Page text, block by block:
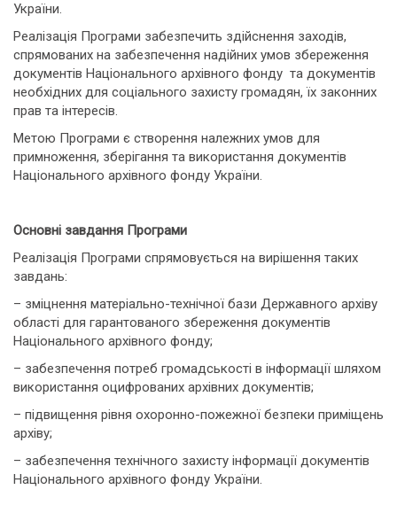
України.
Реалізація Програми забезпечить здійснення заходів,
спрямованих на забезпечення надійних умов збереження
документів Національного архівного фонду та документів
необхідних для соціального захисту громадян, їх законних
прав та інтересів.
Метою Програми є створення належних умов для
примноження, зберігання та використання документів
Національного архівного фонду України.
Основні завдання Програми
Реалізація Програми спрямовується на вирішення таких
завдань:
– зміцнення матеріально-технічної бази Державного архіву
області для гарантованого збереження документів
Національного архівного фонду;
– забезпечення потреб громадськості в інформації шляхом
використання оцифрованих архівних документів;
– підвищення рівня охоронно-пожежної безпеки приміщень
архіву;
– забезпечення технічного захисту інформації документів
Національного архівного фонду України.